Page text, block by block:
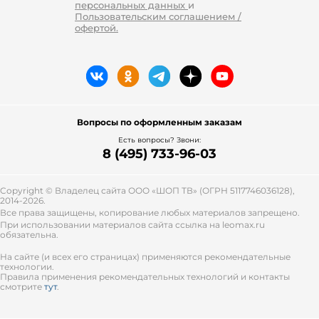
персональных данных и
Пользовательским соглашением /
офертой.
Вопросы по оформленным заказам
Есть вопросы? Звони:
8 (495) 733-96-03
Copyright © Владелец сайта ООО «ШОП ТВ» (ОГРН 5117746036128),
2014-2026.
Все права защищены, копирование любых материалов запрещено.
При использовании материалов сайта ссылка на leomax.ru
обязательна.
На сайте (и всех его страницах) применяются рекомендательные
технологии.
Правила применения рекомендательных технологий и контакты
смотрите тут.